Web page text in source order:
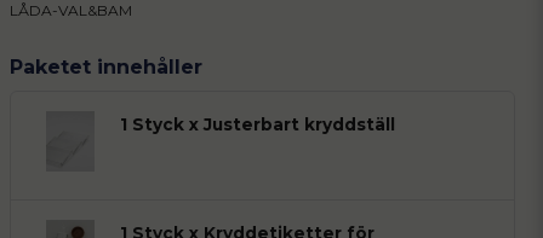
LÅDA-VAL&BAM
Paketet innehåller
1 Styck x Justerbart kryddställ
1 Styck x Kryddetiketter för